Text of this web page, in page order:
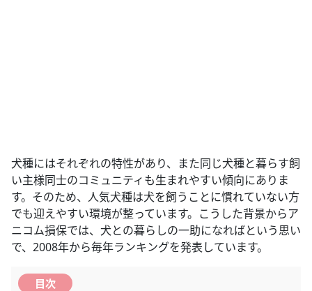
犬種にはそれぞれの特性があり、また同じ犬種と暮らす飼
い主様同士のコミュニティも生まれやすい傾向にありま
す。そのため、人気犬種は犬を飼うことに慣れていない方
でも迎えやすい環境が整っています。こうした背景からア
ニコム損保では、犬との暮らしの一助になればという思い
で、2008年から毎年ランキングを発表しています。
目次